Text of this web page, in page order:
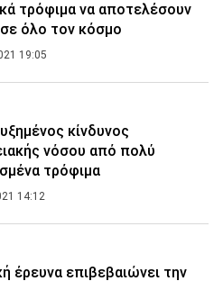
τρόφιμα να αποτελέσουν
όλο τον κόσμο
19:05
κίνδυνος
νόσου από πολύ
τρόφιμα
14:12
έρευνα επιβεβαιώνει την